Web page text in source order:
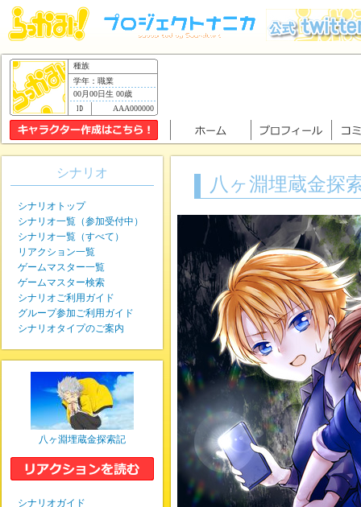
種族
学年：職業
00月00日生 00歳
AAA000000
八ヶ淵埋蔵金探
シナリオ
シナリオトップ
シナリオ一覧（参加受付中）
シナリオ一覧（すべて）
リアクション一覧
ゲームマスター一覧
ゲームマスター検索
シナリオご利用ガイド
グループ参加ご利用ガイド
シナリオタイプのご案内
八ヶ淵埋蔵金探索記
シナリオガイド